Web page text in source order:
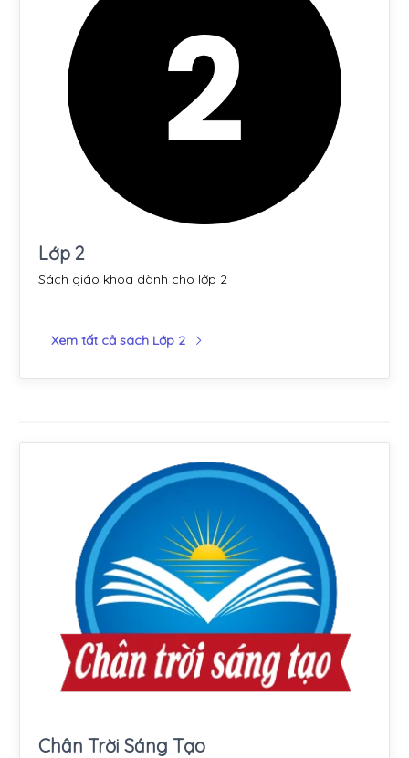
Lớp 2
Sách giáo khoa dành cho lớp 2
Xem tất cả sách Lớp 2
Chân Trời Sáng Tạo